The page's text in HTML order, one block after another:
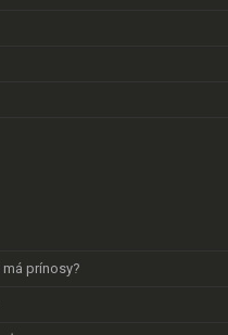
prínosy?